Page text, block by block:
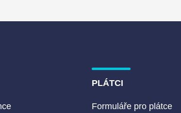
PLÁTCI
Formuláře pro plátce